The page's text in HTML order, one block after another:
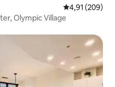
Średnia
4,91 (209)
Olympic Village
gości